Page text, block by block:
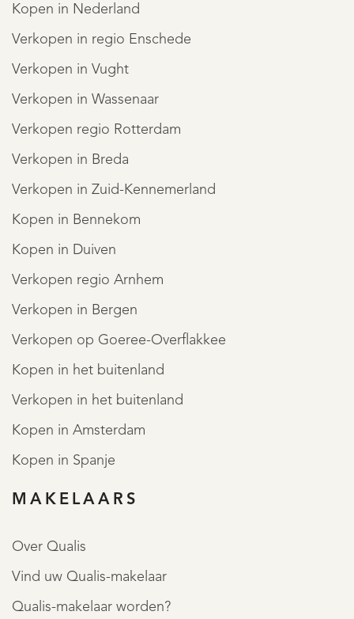
Kopen in Nederland
Verkopen in regio Enschede
Verkopen in Vught
Verkopen in Wassenaar
Verkopen regio Rotterdam
Verkopen in Breda
Verkopen in Zuid-Kennemerland
Kopen in Bennekom
Kopen in Duiven
Verkopen regio Arnhem
Verkopen in Bergen
Verkopen op Goeree-Overflakkee
Kopen in het buitenland
Verkopen in het buitenland
Kopen in Amsterdam
Kopen in Spanje
MAKELAARS
Over Qualis
Vind uw Qualis-makelaar
Qualis-makelaar worden?